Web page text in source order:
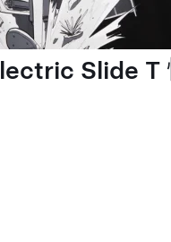
Slide T